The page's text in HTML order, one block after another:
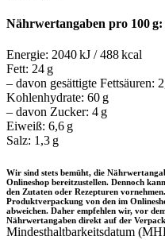
Nährwertangaben pro 100 g:
Energie: 2040 kJ / 488 kcal
Fett: 24 g
– davon gesättigte Fettsäuren:
Kohlenhydrate: 60 g
– davon Zucker: 4 g
Eiweiß: 6,6 g
Salz: 1,3 g
Wir sind stets bemüht, die
Onlineshop bereitzustellen. Dennoch
den Zutaten oder Rezepturen
Produktverpackung von den im
abweichen. Daher empfehlen wir, vor
Nährwertangaben direkt auf der
Mindesthaltbarkeitsdatum